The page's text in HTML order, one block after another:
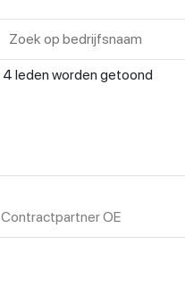
4 leden worden getoond
Contractpartner OE